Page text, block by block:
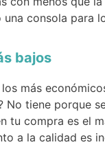
una consola para
bajos
más
No tiene porque
tu compra es el
a la calidad es